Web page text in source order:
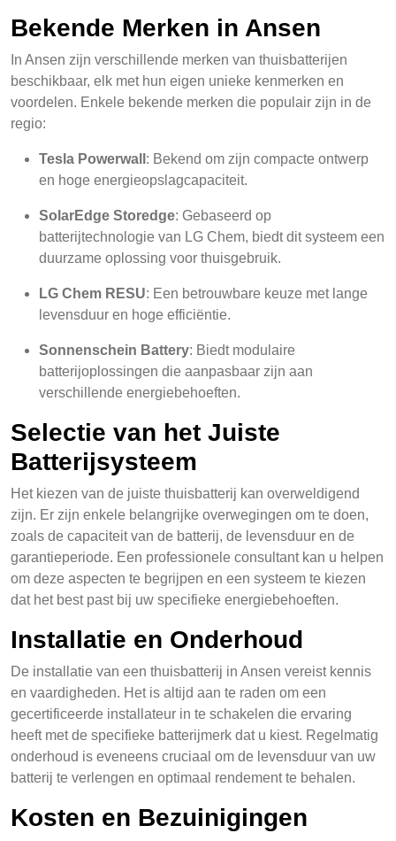
Bekende Merken in Ansen
In Ansen zijn verschillende merken van thuisbatterijen
beschikbaar, elk met hun eigen unieke kenmerken en
voordelen. Enkele bekende merken die populair zijn in de
regio:
Tesla Powerwall : Bekend om zijn compacte ontwerp
en hoge energieopslagcapaciteit.
SolarEdge Storedge: Gebaseerd op
batterijtechnologie van LG Chem, biedt dit systeem een
duurzame oplossing voor thuisgebruik.
LG Chem RESU: Een betrouwbare keuze met lange
levensduur en hoge efficiëntie.
Sonnenschein Battery: Biedt modulaire
batterijoplossingen die aanpasbaar zijn aan
verschillende energiebehoeften.
Selectie van het Juiste
Batterijsysteem
Het kiezen van de juiste thuisbatterij kan overweldigend
zijn. Er zijn enkele belangrijke overwegingen om te doen,
zoals de capaciteit van de batterij, de levensduur en de
garantieperiode. Een professionele consultant kan u helpen
om deze aspecten te begrijpen en een systeem te kiezen
dat het best past bij uw specifieke energiebehoeften.
Installatie en Onderhoud
De installatie van een thuisbatterij in Ansen vereist kennis
en vaardigheden. Het is altijd aan te raden om een
gecertificeerde installateur in te schakelen die ervaring
heeft met de specifieke batterijmerk dat u kiest. Regelmatig
onderhoud is eveneens cruciaal om de levensduur van uw
batterij te verlengen en optimaal rendement te behalen.
Kosten en Bezuinigingen